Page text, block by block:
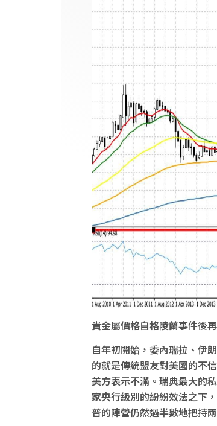
貴金屬價格自格陵蘭事件後
自年初開始，委內瑞拉、伊
的就是傳統盟友對美國的不
美方表示不滿。瑞典最大的
家央行級別的紛紛效法之下
普的陣營仍然過半數地把持